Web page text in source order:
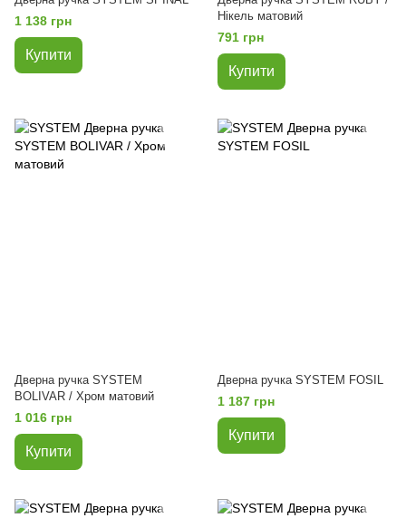
1 138 грн
Купити
Нікель матовий
791 грн
Купити
Дверна ручка SYSTEM
BOLIVAR / Хром матовий
1 016 грн
Купити
Дверна ручка SYSTEM FOSIL
1 187 грн
Купити